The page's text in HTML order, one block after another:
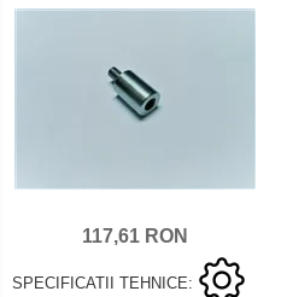
117,61 RON
SPECIFICATII TEHNICE: